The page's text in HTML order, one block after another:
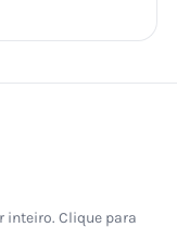
inteiro. Clique para